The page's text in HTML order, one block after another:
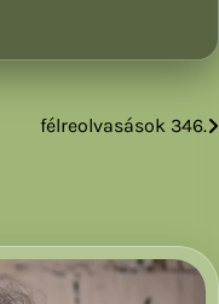
félreolvasások 346.